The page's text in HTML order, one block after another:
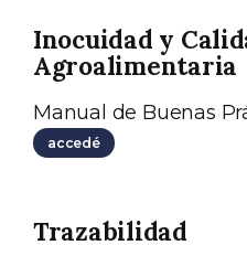
Inocuidad y
Agroalimentaria
Manual de Buenas
accedé
Trazabilidad